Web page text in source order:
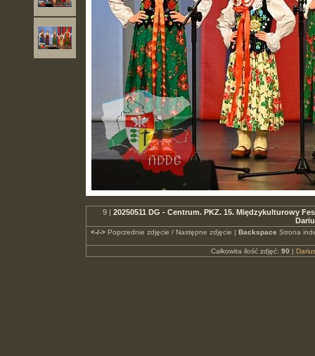
9 | 20250511 DG - Centrum. PKZ. 15. Międzykulturowy
<-/->Poprzednie zdjęcie / Następne zdjęcie | Backspace Strona
Całkowita ilość zdjęć: 90 |